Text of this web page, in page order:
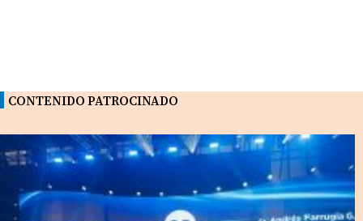
CONTENIDO PATROCINADO